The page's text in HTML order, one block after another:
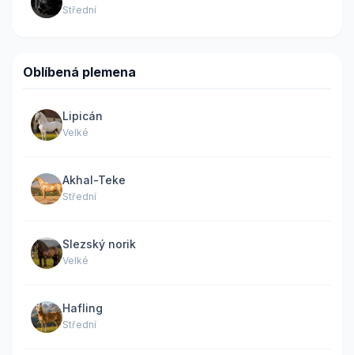
Střední
Oblíbená plemena
Lipicán
Velké
Akhal-Teke
Střední
Slezský norik
Velké
Hafling
Střední